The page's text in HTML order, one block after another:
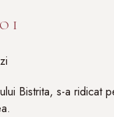
Bistrita, s-a